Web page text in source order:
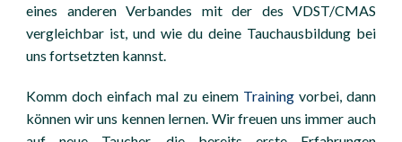
eines anderen Verbandes mit der des VDST/CMAS
vergleichbar ist, und wie du deine Tauchausbildung bei
uns fortsetzten kannst.
Komm doch einfach mal zu einem Training vorbei, dann
können wir uns kennen lernen. Wir freuen uns immer auch